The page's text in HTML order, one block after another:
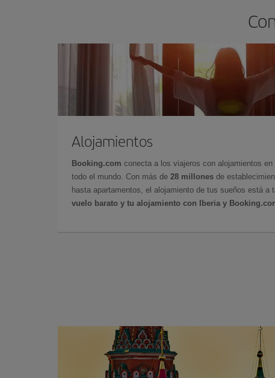
Alojamientos
Booking.com conecta a los viajeros con alojamientos
todo el mundo. Con más de 28 millones de
hasta apartamentos, el alojamiento de tus sueños está a
vuelo barato y tu alojamiento con Iberia y